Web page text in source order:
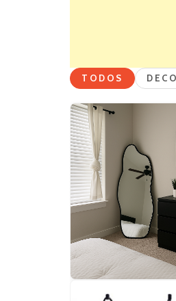
TODOS